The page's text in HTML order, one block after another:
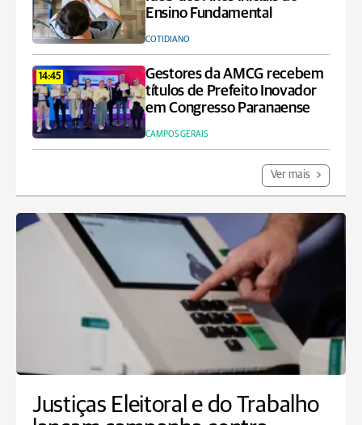
Ensino Fundamental
COTIDIANO
14:45
Gestores da AMCG recebem
títulos de Prefeito Inovador
em Congresso Paranaense
CAMPOS GERAIS
Ver mais
Justiças Eleitoral e do Trabalho